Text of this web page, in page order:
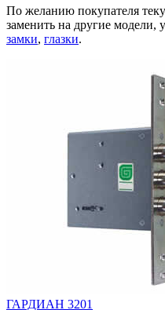
По желанию покупателя
заменить на другие модели,
замки, глазки.
ГАРДИАН 3201